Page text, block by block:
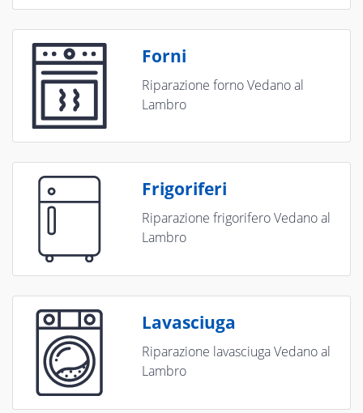
Forni
Riparazione forno Vedano al
Lambro
Frigoriferi
Riparazione frigorifero Vedano al
Lambro
Lavasciuga
Riparazione lavasciuga Vedano al
Lambro